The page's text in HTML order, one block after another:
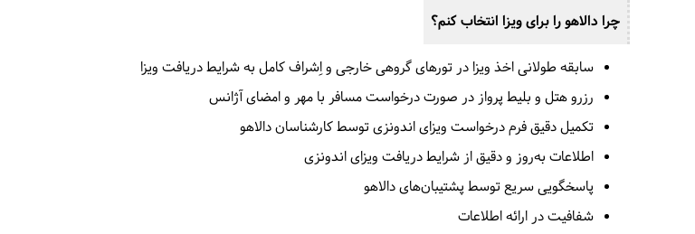
چرا دالاهو را برای ویزا انتخاب کنم؟
سابقه‌ طولانی اخذ ویزا در تورهای گروهی خارجی و اِشراف کامل به شرایط دریافت ویزا
رزرو هتل و بلیط پرواز در صورت درخواست مسافر با مهر و امضای آژانس
تکمیل دقیق فرم درخواست ویزای اندونزی توسط کارشناسان دالاهو
اطلاعات به‌روز و دقیق از شرایط دریافت ویزای اندونزی
پاسخگویی سریع توسط پشتیبان‌های دالاهو
شفافیت در ارائه‌ اطلاعات